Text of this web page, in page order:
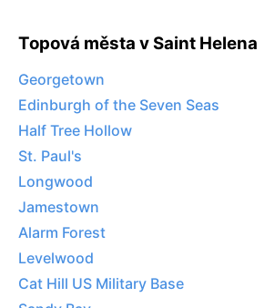
Topová města v Saint Helena
Georgetown
Edinburgh of the Seven Seas
Half Tree Hollow
St. Paul's
Longwood
Jamestown
Alarm Forest
Levelwood
Cat Hill US Military Base